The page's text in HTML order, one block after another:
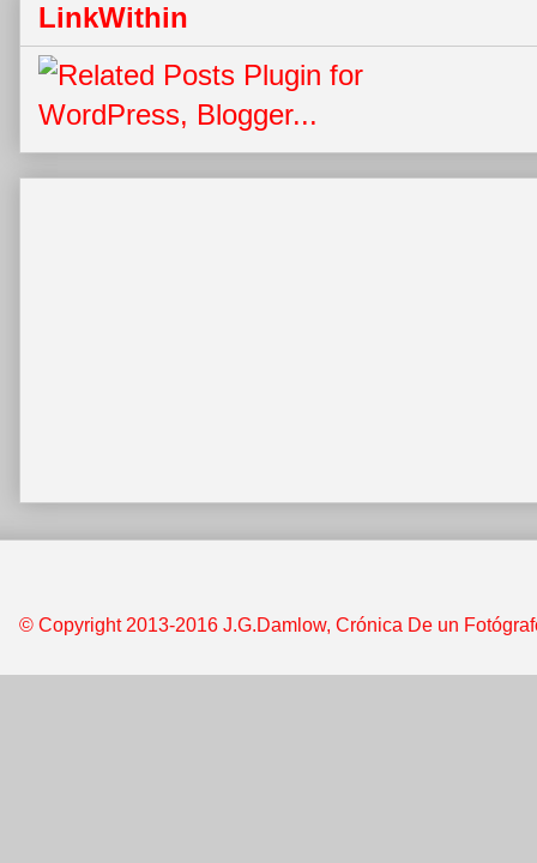
LinkWithin
© Copyright 2013-2016 J.G.Damlow, Crónica De un